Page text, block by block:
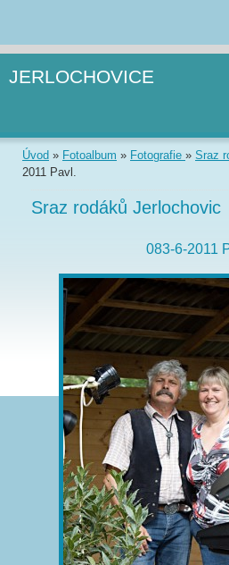
JERLOCHOVICE
Úvod » Fotoalbum » Fotografie » Sraz
2011 Pavl.
Sraz rodáků Jerlochovic
083-6-2011